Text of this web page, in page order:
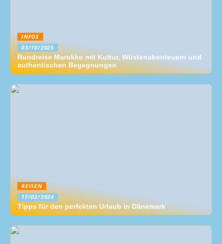
INFOS
03/10/2025
Rundreise Marokko mit Kultur, Wüstenabenteuern und
authentischen Begegnungen
REISEN
17/02/2024
Tipps für den perfekten Urlaub in Dänemark